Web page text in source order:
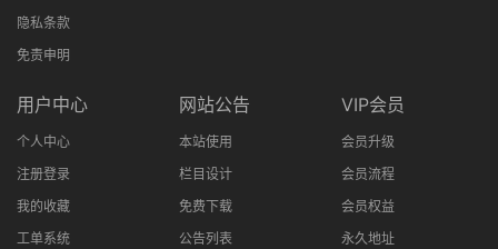
隐私条款
免责申明
用户中心
个人中心
注册登录
我的收藏
工单系统
网站公告
本站使用
栏目设计
免费下载
公告列表
VIP会员
会员升级
会员流程
会员权益
永久地址